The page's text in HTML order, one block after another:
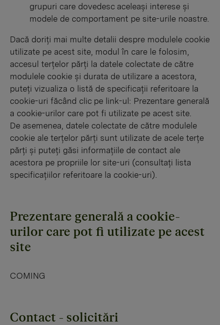
grupuri care dovedesc aceleași interese și
modele de comportament pe site-urile noastre.
Dacă doriți mai multe detalii despre modulele cookie
utilizate pe acest site, modul în care le folosim,
accesul terțelor părți la datele colectate de către
modulele cookie și durata de utilizare a acestora,
puteți vizualiza o listă de specificații referitoare la
cookie-uri făcând clic pe link-ul: Prezentare generală
a cookie-urilor care pot fi utilizate pe acest site.
De asemenea, datele colectate de către modulele
cookie ale terțelor părți sunt utilizate de acele terțe
părți și puteți găsi informațiile de contact ale
acestora pe propriile lor site-uri (consultați lista
specificațiilor referitoare la cookie-uri).
Prezentare generală a cookie-
urilor care pot fi utilizate pe acest
site
COMING
Contact - solicitări